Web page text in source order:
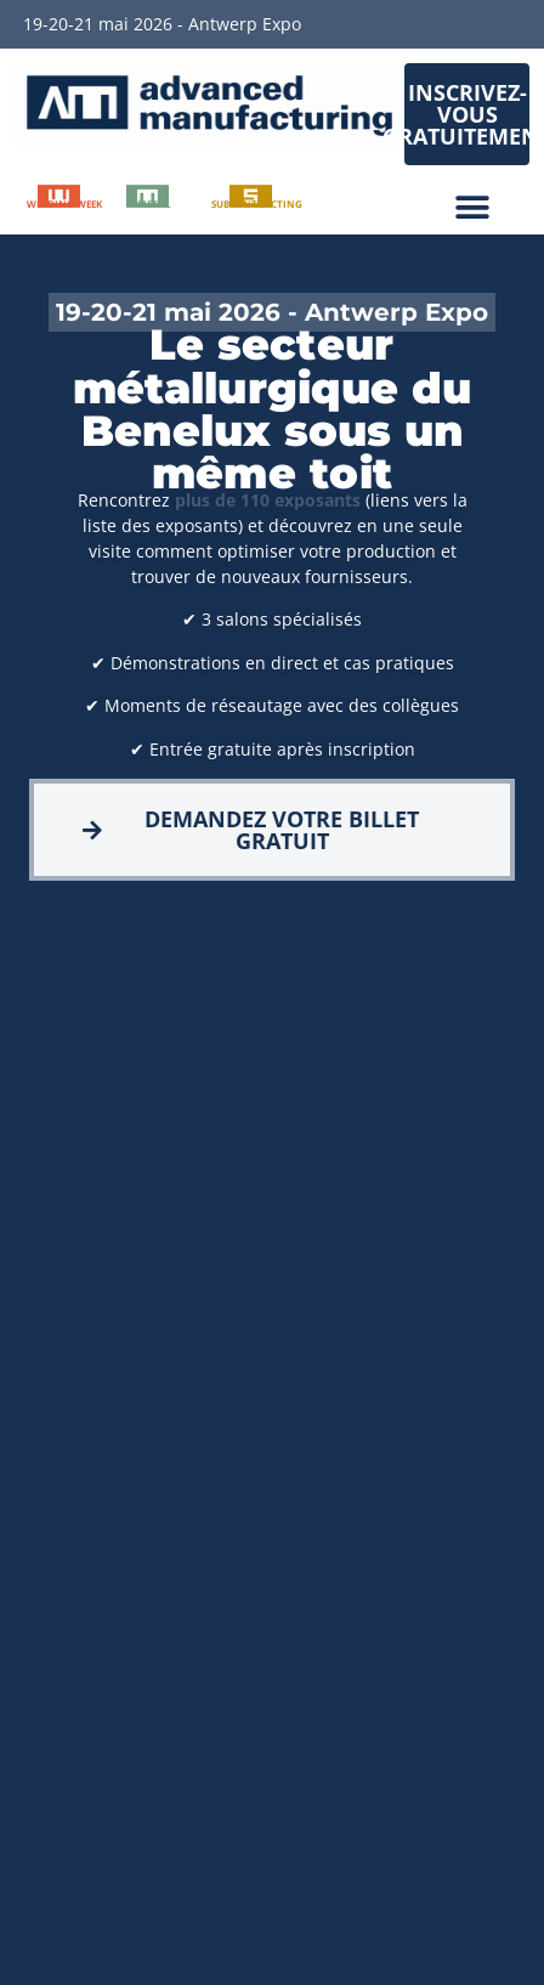
19-20-21 mai 2026 - Antwerp Expo
INSCRIVEZ-
VOUS
WELDING WEEK METAL SUBCONTRACTING
19-20-21 mai 2026 - Antwerp Expo
Le secteur
métallurgique du
Benelux sous un
même toit
Rencontrez plus de 110 exposants (liens vers la
liste des exposants) et découvrez en une seule
visite comment optimiser votre production et
trouver de nouveaux fournisseurs.
✔ 3 salons spécialisés
✔ Démonstrations en direct et cas pratiques
✔ Moments de réseautage avec des collègues
✔ Entrée gratuite après inscription
DEMANDEZ VOTRE BILLET
GRATUIT